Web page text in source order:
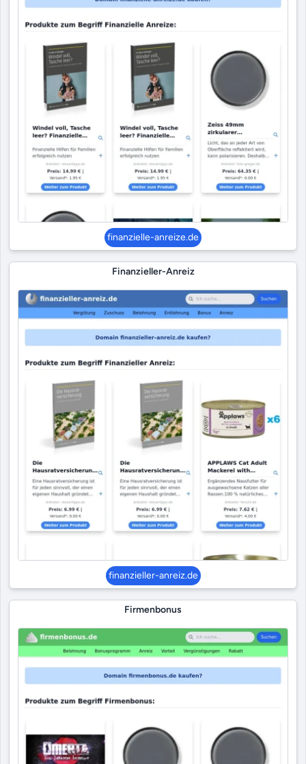
finanzielle-anreize.de
Finanzieller-Anreiz
finanzieller-anreiz.de
Firmenbonus